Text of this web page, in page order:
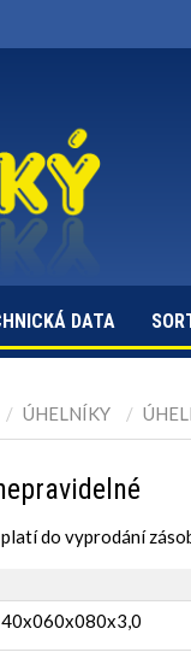
DATA
ÚHELNÍKY
do vyprodání
40x060x080x3,0